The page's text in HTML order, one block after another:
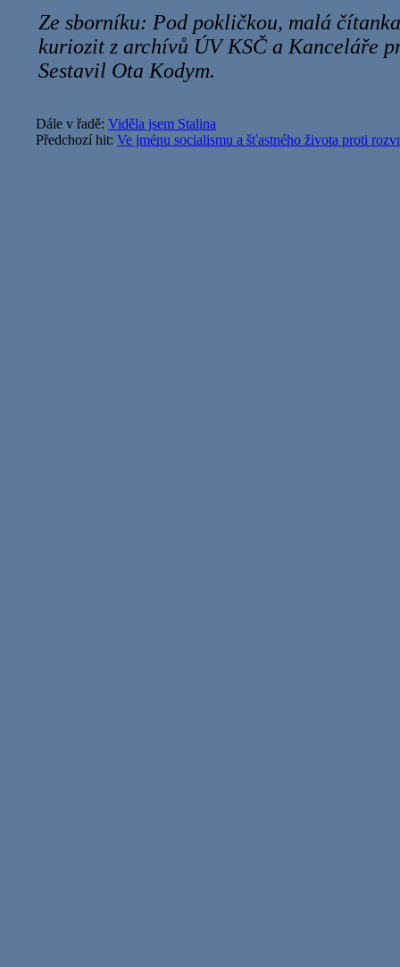
Ze sborníku: Pod pokličkou, malá
kuriozit z archívů ÚV KSČ a Kanceláře
Sestavil Ota Kodym.
Dále v řadě: Viděla jsem Stalina
Předchozí hit: Ve jménu socialismu a šťastného života proti